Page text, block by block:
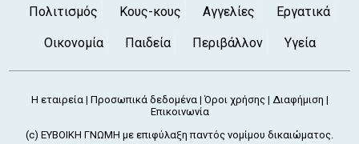
Πολιτισμός Κους-κους Αγγελίες Εργατικά
Οικονομία Παιδεία Περιβάλλον Υγεία
Η εταιρεία | Προσωπικά δεδομένα | Όροι χρήσης| Διαφήμιση |
Επικοινωνία
(c) ΕΥΒΟΙΚΗ ΓΝΩΜΗ με επιφύλαξη παντός νομίμου δικαιώματος.